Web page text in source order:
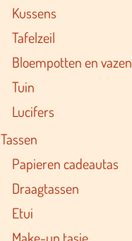
Kussens
Tafelzeil
Bloempotten en vazen
Tuin
Lucifers
Tassen
Papieren cadeautas
Draagtassen
Etui
Make-up tasje